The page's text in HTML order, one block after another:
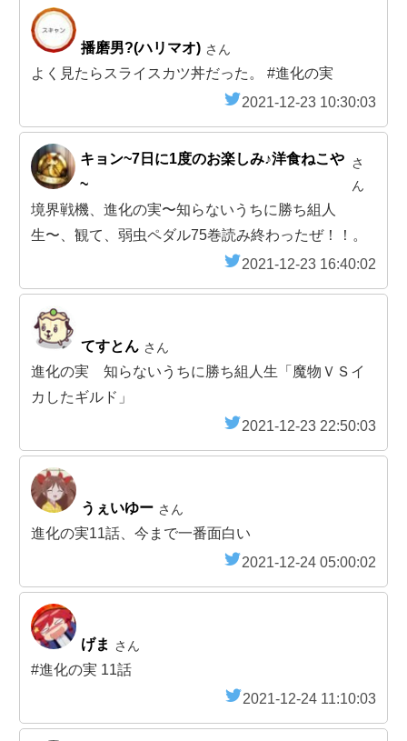
播磨男?(ハリマオ) さん
よく見たらスライスカツ丼だった。 #進化の実
2021-12-23 10:30:03
キョン~7日に1度のお楽しみ♪洋食ねこや
~
さ
ん
境界戦機、進化の実〜知らないうちに勝ち組人
生〜、観て、弱虫ペダル75巻読み終わったぜ！！。
2021-12-23 16:40:02
てすとん さん
進化の実 知らないうちに勝ち組人生「魔物ＶＳイ
カしたギルド」
2021-12-23 22:50:03
うぇいゆー さん
進化の実11話、今まで一番面白い
2021-12-24 05:00:02
げま さん
#進化の実 11話
2021-12-24 11:10:03